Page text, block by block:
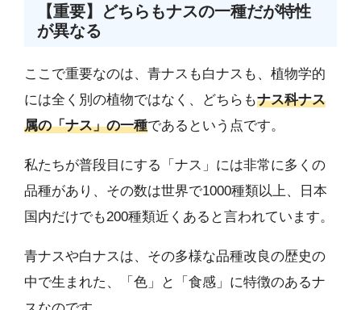
【重要】どちらもナスの一種だが特性
が異なる
ここで重要なのは、青ナスも白ナスも、植物学的
には全く別の植物ではなく、どちらもナス科ナス
属の「ナス」の一種であるという点です。
私たちが普段目にする「ナス」には非常に多くの
品種があり、その数は世界で1000種類以上、日本
国内だけでも200種類近くあると言われています。
青ナスや白ナスは、その多様な品種改良の歴史の
中で生まれた、「色」と「食感」に特徴のあるナ